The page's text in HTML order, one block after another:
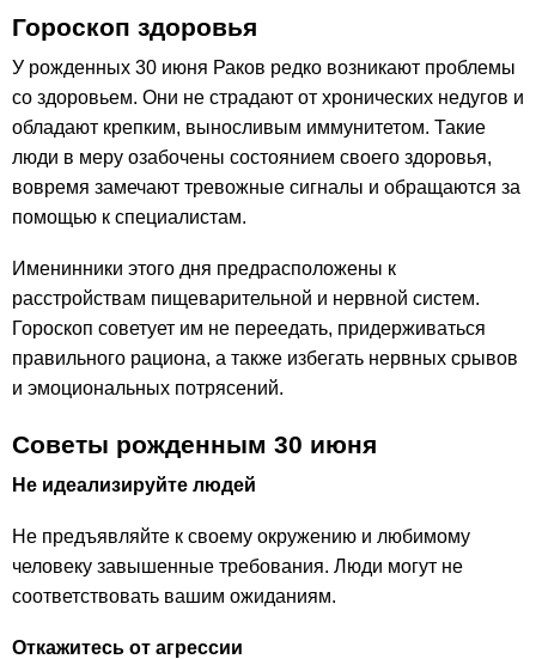
Гороскоп здоровья
У рожденных 30 июня Раков редко возникают проблемы
со здоровьем. Они не страдают от хронических недугов и
обладают крепким, выносливым иммунитетом. Такие
люди в меру озабочены состоянием своего здоровья,
вовремя замечают тревожные сигналы и обращаются за
помощью к специалистам.
Именинники этого дня предрасположены к
расстройствам пищеварительной и нервной систем.
Гороскоп советует им не переедать, придерживаться
правильного рациона, а также избегать нервных срывов
и эмоциональных потрясений.
Советы рожденным 30 июня
Не идеализируйте людей
Не предъявляйте к своему окружению и любимому
человеку завышенные требования. Люди могут не
соответствовать вашим ожиданиям.
Откажитесь от агрессии